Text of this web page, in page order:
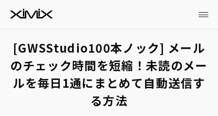
[GWSStudio100本ノック] メール
のチェック時間を短縮！未読のメー
ルを毎日1通にまとめて自動送信す
る方法